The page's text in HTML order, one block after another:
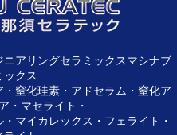
ニアリングセラミックスマシナブ
ックス
・窒化珪素・アドセラム・窒化ア
・マセライト・
カレックス・フェライト・